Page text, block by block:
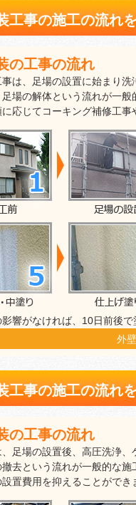
工事の施工の流れ
の工事の流れ
は、足場の設置に始まり
場の解体という流れが一
応じてコーキング補修工事
響がなければ、10日前後で
外
工事の施工の流れ
の工事の流れ
足場の設置後、高圧洗浄
撤去という流れが一般的な
置費用を抑えることができ